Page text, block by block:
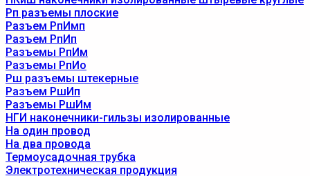
Рп разъемы плоские
Разъем РпИмп
Разъем РпИп
Разъемы РпИм
Разъемы РпИо
Рш разъемы штекерные
Разъем РшИп
Разъемы РшИм
НГИ наконечники-гильзы изолированные
На один провод
На два провода
Термоусадочная трубка
Электротехническая продукция